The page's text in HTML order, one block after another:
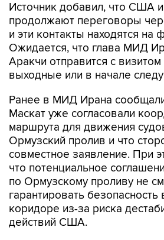
Источник добавил, что США
продолжают переговоры
и эти контакты находятся на
Ожидается, что глава МИД
Аракчи отправится с
выходные или в начале
Ранее в МИД Ирана
Маскат уже согласовали
маршрута для движения
Ормузский пролив и что
совместное заявление. При
что потенциальное
по Ормузскому проливу не
гарантировать
коридоре из-за риска
действий США.